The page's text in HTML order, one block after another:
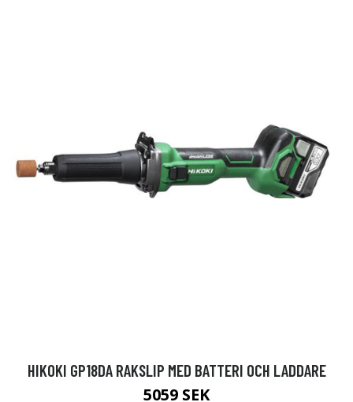
HIKOKI GP18DA RAKSLIP MED BATTERI OCH LADDARE
5059 SEK